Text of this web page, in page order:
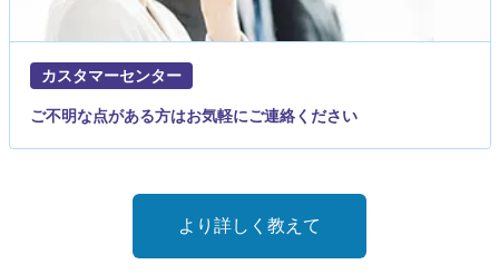
カスタマーセンター
ご不明な点がある方はお気軽にご連絡ください
より詳しく教えて